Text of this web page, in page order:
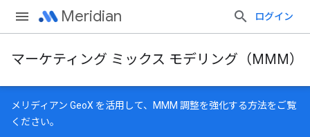
Meridian ログイン
マーケティング ミックス モデリング（MMM）
メリディアン GeoX を活用して、MMM 調整を強化する方法をご覧
ください。